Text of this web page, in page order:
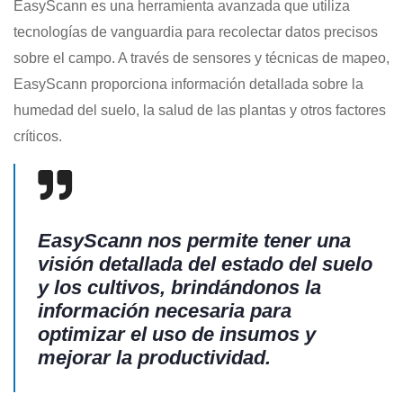
EasyScann es una herramienta avanzada que utiliza
tecnologías de vanguardia para recolectar datos precisos
sobre el campo. A través de sensores y técnicas de mapeo,
EasyScann proporciona información detallada sobre la
humedad del suelo, la salud de las plantas y otros factores
críticos.
EasyScann nos permite tener una
visión detallada del estado del suelo
y los cultivos, brindándonos la
información necesaria para
optimizar el uso de insumos y
mejorar la productividad.